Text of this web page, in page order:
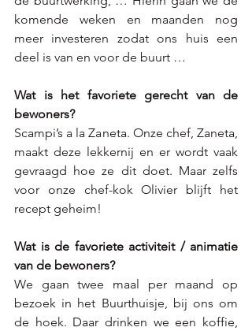
komende weken en maanden nog
meer investeren zodat ons huis een
deel is van en voor de buurt …
Wat is het favoriete gerecht van de
bewoners?
Scampi’s a la Zaneta. Onze chef, Zaneta,
maakt deze lekkernij en er wordt vaak
gevraagd hoe ze dit doet. Maar zelfs
voor onze chef-kok Olivier blijft het
recept geheim!
Wat is de favoriete activiteit / animatie
van de bewoners?
We gaan twee maal per maand op
bezoek in het Buurthuisje, bij ons om
de hoek. Daar drinken we een koffie,